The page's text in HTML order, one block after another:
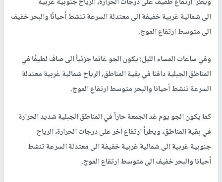
الىشمالية غربية خفيفة الى معتدلة السرعة تنشط أحيانًا والبحر خفيف
الى متوسط ارتفاع الموج.
وفي ساعات المساء الليل: يكون الجو غائما جزئياً الى صاف لطيفًافي
المناطقالجبلية دافئا في بقية المناطق،الرياح شمالية غربية معتدلة
السرعة تنشط أحيانا والبحر متوسط ارتفاع الموج.
كمايكون الجو يوم غد الجمعةحاراً في المناطق الجبلية شديدالحرارة
في بقية المناطق، ويطرأ ارتفاعآخر علىدرجات الحرارة، الرياح
جنوبيةغربية الىشمالية غربية خفيفة الى معتدلة السرعة تنشط
أحيانا والبحر خفيف الى متوسط ارتفاع الموج.